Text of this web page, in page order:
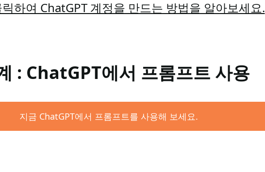
하여 ChatGPT 계정을 만드는 방법을 알아보세요.
: ChatGPT에서 프롬프트 사용
지금 ChatGPT에서 프롬프트를 사용해 보세요.